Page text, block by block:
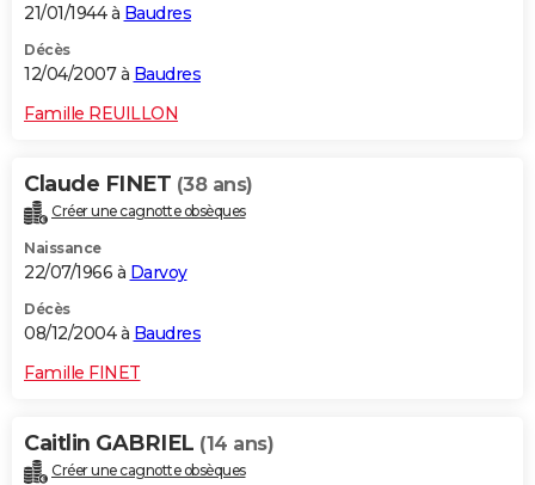
21/01/1944 à Baudres
Décès
12/04/2007 à Baudres
Famille REUILLON
Claude FINET (38 ans)
Créer une cagnotte obsèques
Naissance
22/07/1966 à Darvoy
Décès
08/12/2004 à Baudres
Famille FINET
Caitlin GABRIEL (14 ans)
Créer une cagnotte obsèques